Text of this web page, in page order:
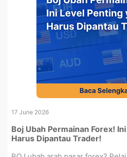
17 June 2026
Boj Ubah Permainan Forex!
Harus Dipantau Trader!